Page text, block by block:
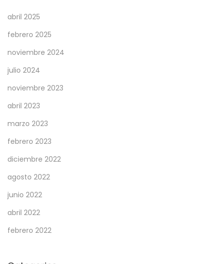
o
e
abril 2025
febrero 2025
noviembre 2024
julio 2024
noviembre 2023
abril 2023
marzo 2023
febrero 2023
diciembre 2022
agosto 2022
junio 2022
abril 2022
febrero 2022